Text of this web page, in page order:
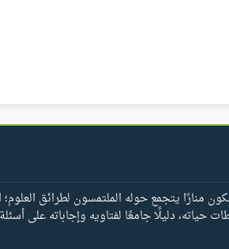
منارًا يتجمع حوله الملتمسون لطرائق العلوم؛
دليلًا جامعًا لفتاويه وإجاباته على